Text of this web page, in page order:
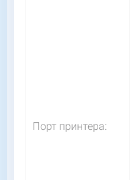
Порт принтера: